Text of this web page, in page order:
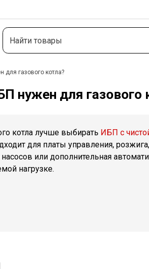
для газового котла?
нужен для газового
котла лучше выбирать ИБП с
для платы управления,
или дополнительная
нагрузке.